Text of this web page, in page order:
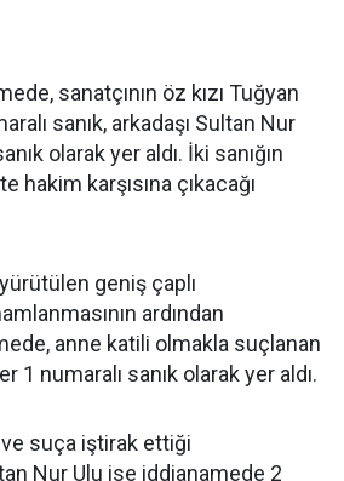
sanatçının öz kızı Tuğyan
sanık, arkadaşı Sultan Nur
olarak yer aldı. İki sanığın
karşısına çıkacağı
geniş çaplı
ardından
anne katili olmakla suçlanan
1 numaralı sanık olarak yer aldı.
ve suça iştirak ettiği
Nur Ulu ise iddianamede 2